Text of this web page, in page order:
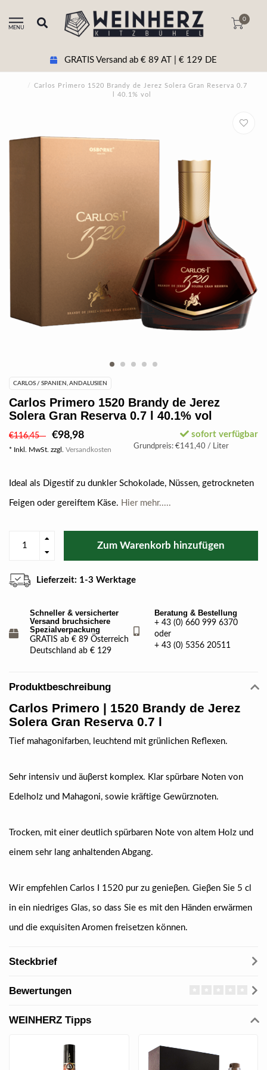
MENU
0
GRATIS Versand ab € 89 AT | € 129 DE
/
Carlos Primero 1520 Brandy de Jerez Solera Gran Reserva 0.7
l 40.1% vol
CARLOS / SPANIEN, ANDALUSIEN
Carlos Primero 1520 Brandy de Jerez
Solera Gran Reserva 0.7 l 40.1% vol
€116,45 €98,98
* Inkl. MwSt. zzgl. Versandkosten
sofort verfügbar
Grundpreis: €141,40 / Liter
Ideal als Digestif zu dunkler Schokolade, Nüssen, getrockneten
Feigen oder gereiftem Käse. Hier mehr.....
Zum Warenkorb hinzufügen
Lieferzeit: 1-3 Werktage
Schneller & versicherter
Versand bruchsichere
Spezialverpackung
GRATIS ab € 89 Österreich
Deutschland ab € 129
Beratung & Bestellung
+ 43 (0) 660 999 6370
oder
+ 43 (0) 5356 20511
Produktbeschreibung
Carlos Primero | 1520 Brandy de Jerez
Solera Gran Reserva 0.7 l
Tief mahagonifarben, leuchtend mit grünlichen Reflexen.
Sehr intensiv und äuβerst komplex. Klar spürbare Noten von
Edelholz und Mahagoni, sowie kräftige Gewürznoten.
Trocken, mit einer deutlich spürbaren Note von altem Holz und
einem sehr lang anhaltenden Abgang.
Wir empfehlen Carlos I 1520 pur zu genieβen. Gieβen Sie 5 cl
in ein niedriges Glas, so dass Sie es mit den Händen erwärmen
und die exquisiten Aromen freisetzen können.
Steckbrief
Bewertungen
WEINHERZ Tipps